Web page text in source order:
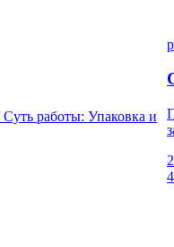
работы: Упаковка и